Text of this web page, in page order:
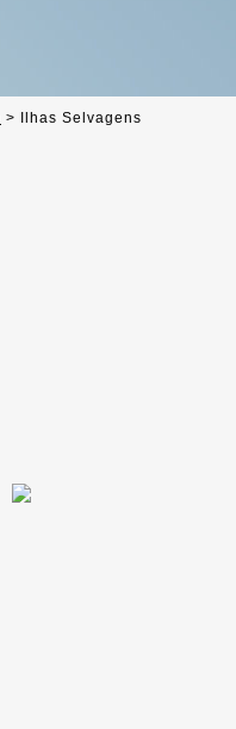
> Ilhas Selvagens